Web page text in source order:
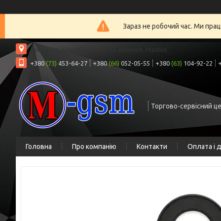
Зараз не робочий час. Ми
проспект Коцюбинського 32, Вінниця, Україна
+380(73) 453-64-27 +380(66) 052-05-55 +380 (63) 104-92-22
Торгово-сервісний
Головна Про компанію Контакти Оплата і